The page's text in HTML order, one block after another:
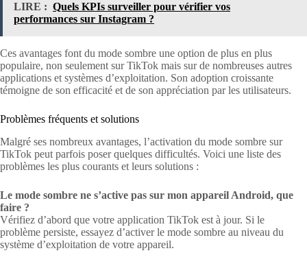
LIRE : Quels KPIs surveiller pour vérifier vos
performances sur Instagram ?
Ces avantages font du mode sombre une option de plus en plus
populaire, non seulement sur TikTok mais sur de nombreuses autres
applications et systèmes d’exploitation. Son adoption croissante
témoigne de son efficacité et de son appréciation par les utilisateurs.
Problèmes fréquents et solutions
Malgré ses nombreux avantages, l’activation du mode sombre sur
TikTok peut parfois poser quelques difficultés. Voici une liste des
problèmes les plus courants et leurs solutions :
Le mode sombre ne s’active pas sur mon appareil Android, que
faire ?
Vérifiez d’abord que votre application TikTok est à jour. Si le
problème persiste, essayez d’activer le mode sombre au niveau du
système d’exploitation de votre appareil.